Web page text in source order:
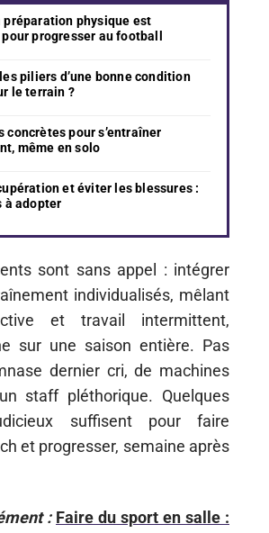
préparation physique est
progresser au football
piliers d’une bonne condition
le terrain ?
concrètes pour s’entraîner
même en solo
et éviter les blessures :
à adopter
sont sans appel : intégrer
individualisés, mêlant
et travail intermittent,
sur une saison entière. Pas
dernier cri, de machines
staff pléthorique. Quelques
suffisent pour faire
et progresser, semaine après
: Faire du sport en salle :